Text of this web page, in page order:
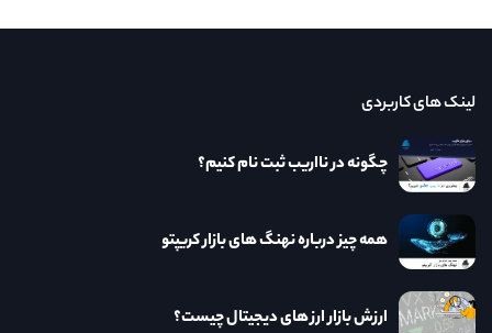
لینک های کاربردی
چگونه در نااریب ثبت نام کنیم؟
همه چیز درباره نهنگ های بازار کریپتو
ارزش بازار ارز های دیجیتال چیست؟